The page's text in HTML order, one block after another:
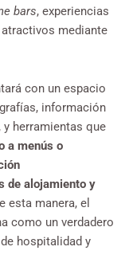
bars, experiencias
mediante
con un espacio
información
herramientas que
a menús o
de alojamiento y
esta manera, el
como un verdadero
hospitalidad y